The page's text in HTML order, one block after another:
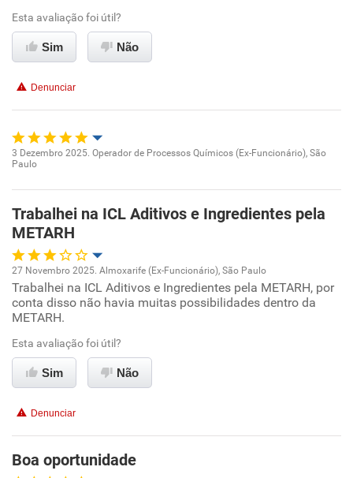
Recomenda esta empresa
Recomenda a diretoria
Esta avaliação foi útil?
Sim Não
Denunciar
Oportunidade de promoção
Ambiente de trabalho
Conciliação com a vida familiar
Benefícios
3 Dezembro 2025. Operador de Processos Químicos (Ex-Funcionário), São
Paulo
Trabalhei na ICL Aditivos e Ingredientes pela
METARH
Oportunidade de promoção
Conciliação com a vida familiar
Recomenda a diretoria
27 Novembro 2025. Almoxarife (Ex-Funcionário), São Paulo
Trabalhei na ICL Aditivos e Ingredientes pela METARH, por
conta disso não havia muitas possibilidades dentro da
METARH.
Esta avaliação foi útil?
Sim Não
Denunciar
Boa oportunidade